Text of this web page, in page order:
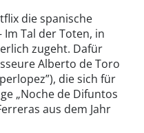
die spanische
Tal der Toten, in
zugeht. Dafür
Alberto de Toro
die sich für
„Noche de Difuntos
aus dem Jahr